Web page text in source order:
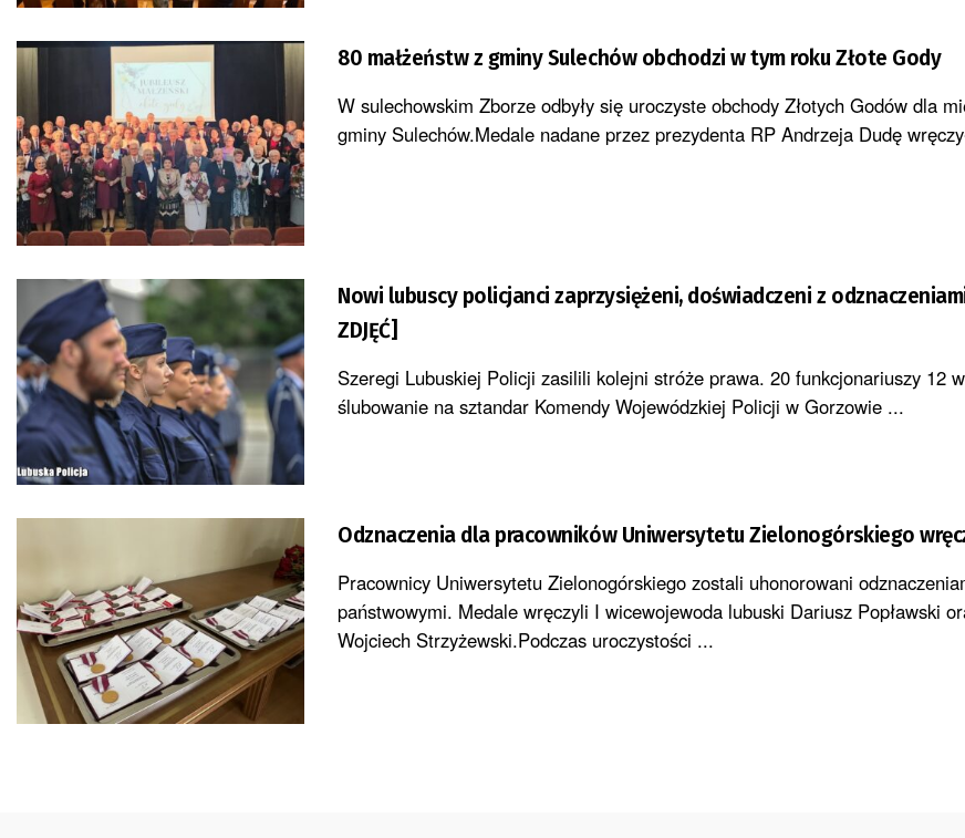
80 małżeństw z gminy Sulechów obchodzi w tym roku Złote Gody
W sulechowskim Zborze odbyły się uroczyste obchody Złotych Godów dla
gminy Sulechów.Medale nadane przez prezydenta RP Andrzeja Dudę
Nowi lubuscy policjanci zaprzysiężeni, doświadczeni z odznaczeniami
ZDJĘĆ]
Szeregi Lubuskiej Policji zasilili kolejni stróże prawa. 20 funkcjonariuszy 12
ślubowanie na sztandar Komendy Wojewódzkiej Policji w Gorzowie ...
Odznaczenia dla pracowników Uniwersytetu Zielonogórskiego
Pracownicy Uniwersytetu Zielonogórskiego zostali uhonorowani
państwowymi. Medale wręczyli I wicewojewoda lubuski Dariusz Popławski
Wojciech Strzyżewski.Podczas uroczystości ...